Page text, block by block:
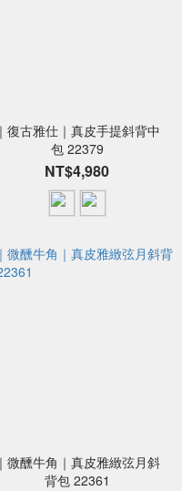
｜復古雅仕｜真皮手提斜背中
包 22379
NT$4,980
｜微醺牛角｜真皮雅緻弦月斜
背包 22361